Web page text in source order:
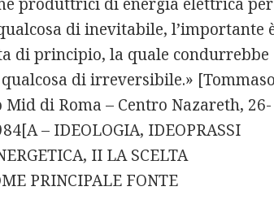
di inevitabile, l’importante
di principio, la quale condurrebbe
di irreversibile.» [Tommaso
di Roma – Centro Nazareth, 26-
– IDEOLOGIA, IDEOPRASSI
II LA SCELTA
PRINCIPALE FONTE